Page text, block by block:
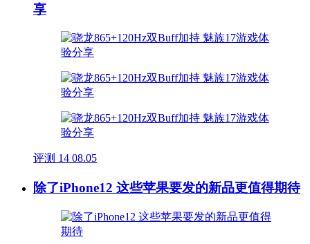
享
评测 14 08.05
除了iPhone12 这些苹果要发的新品更值得期待